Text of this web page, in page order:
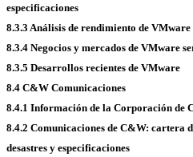
especificaciones
8.3.3 Análisis de rendimiento de VMware
8.3.4 Negocios y mercados de VMware
8.3.5 Desarrollos recientes de VMware
8.4 C&W Comunicaciones
8.4.1 Información de la Corporación de
8.4.2 Comunicaciones de C&W: cartera
desastres y especificaciones